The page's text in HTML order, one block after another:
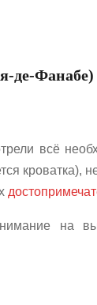
де-Фанабе)
всё
кроватка),
на